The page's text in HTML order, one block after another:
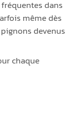
dans
même dès
devenus
chaque